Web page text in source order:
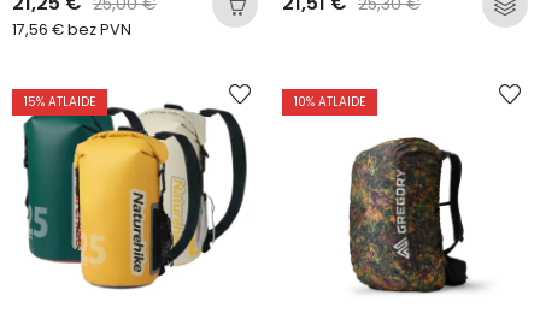
17,56 €bez PVN
15% ATLAIDE 10% ATLAIDE